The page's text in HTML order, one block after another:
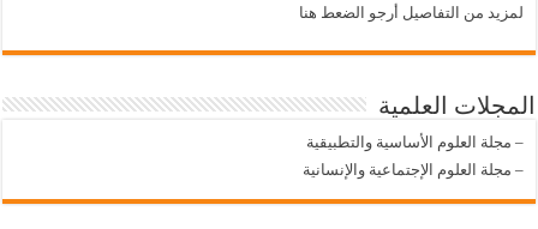
لمزيد من التفاصيل أرجو الضعط هنا
المجلات العلمية
– مجلة العلوم الأساسية والتطبيقية
– مجلة العلوم الإجتماعية والإنسانية